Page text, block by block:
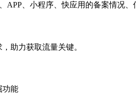
APP、小程序、快应用的备案情况
助力获取流量关键。
功能